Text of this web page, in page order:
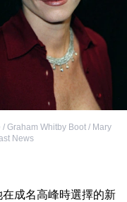
/ Graham Whitby Boot / Mary
News
成名高峰時選擇的新